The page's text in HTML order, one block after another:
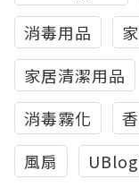
消毒用品
家居清潔用品
消毒霧化
風扇